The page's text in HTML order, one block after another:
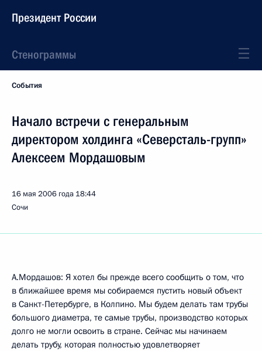
Президент России
Стенограммы
События
Начало встречи с генеральным
директором холдинга «Северсталь-групп»
Алексеем Мордашовым
16 мая 2006 года 18:44
Сочи
А.Мордашов: Я хотел бы прежде всего сообщить о том, что
в ближайшее время мы собираемся пустить новый объект
в Санкт-Петербурге, в Колпино. Мы будем делать там трубы
большого диаметра, те самые трубы, производство которых
долго не могли освоить в стране. Сейчас мы начинаем
делать трубу, которая полностью удовлетворяет